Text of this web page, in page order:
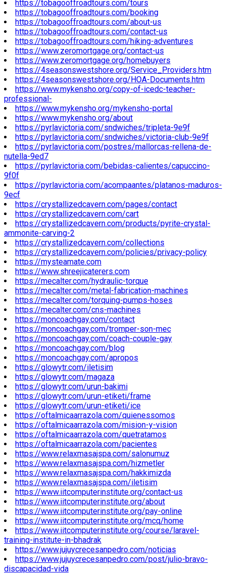
https://tobagooffroadtours.com/tours
https://tobagooffroadtours.com/booking
https://tobagooffroadtours.com/about-us
https://tobagooffroadtours.com/contact-us
https://tobagooffroadtours.com/hiking-adventures
https://www.zeromortgage.org/contact-us
https://www.zeromortgage.org/homebuyers
https://4seasonswestshore.org/Service_Providers.htm
https://4seasonswestshore.org/HOA-Documents.htm
https://www.mykensho.org/copy-of-icedc-teacher-
professional-
https://www.mykensho.org/mykensho-portal
https://www.mykensho.org/about
https://pyrlavictoria.com/sndwiches/tripleta-9e9f
https://pyrlavictoria.com/sndwiches/victoria-club-9e9f
https://pyrlavictoria.com/postres/mallorcas-rellena-de-
nutella-9ed7
https://pyrlavictoria.com/bebidas-calientes/capuccino-
9f0f
https://pyrlavictoria.com/acompaantes/platanos-maduros-
9ecf
https://crystallizedcavern.com/pages/contact
https://crystallizedcavern.com/cart
https://crystallizedcavern.com/products/pyrite-crystal-
ammonite-carving-2
https://crystallizedcavern.com/collections
https://crystallizedcavern.com/policies/privacy-policy
https://mysteamate.com
https://www.shreejicaterers.com
https://mecalter.com/hydraulic-torque
https://mecalter.com/metal-fabrication-machines
https://mecalter.com/torquing-pumps-hoses
https://mecalter.com/cns-machines
https://moncoachgay.com/contact
https://moncoachgay.com/tromper-son-mec
https://moncoachgay.com/coach-couple-gay
https://moncoachgay.com/blog
https://moncoachgay.com/apropos
https://glowytr.com/iletisim
https://glowytr.com/magaza
https://glowytr.com/urun-bakimi
https://glowytr.com/urun-etiketi/frame
https://glowytr.com/urun-etiketi/ice
https://oftalmicaarrazola.com/quienessomos
https://oftalmicaarrazola.com/mision-y-vision
https://oftalmicaarrazola.com/quetratamos
https://oftalmicaarrazola.com/pacientes
https://www.relaxmasajspa.com/salonumuz
https://www.relaxmasajspa.com/hizmetler
https://www.relaxmasajspa.com/hakkimizda
https://www.relaxmasajspa.com/iletisim
https://www.iitcomputerinstitute.org/contact-us
https://www.iitcomputerinstitute.org/about
https://www.iitcomputerinstitute.org/pay-online
https://www.iitcomputerinstitute.org/mcq/home
https://www.iitcomputerinstitute.org/course/laravel-
training-institute-in-bhadrak
https://www.jujuycrecesanpedro.com/noticias
https://www.jujuycrecesanpedro.com/post/julio-bravo-
discapacidad-vida